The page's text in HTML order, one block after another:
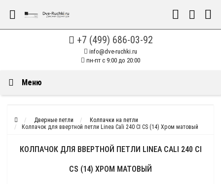
+7 (499) 686-03-92
info@dve-ruchki.ru
пн-пт с 9:00 до 20:00
Меню
Дверные петли
Колпачки на петли
Колпачок для ввертной петли Linea Cali 240 CI CS (14) Хром матовый
КОЛПАЧОК ДЛЯ ВВЕРТНОЙ ПЕТЛИ LINEA CALI 240 CI
CS (14) ХРОМ МАТОВЫЙ